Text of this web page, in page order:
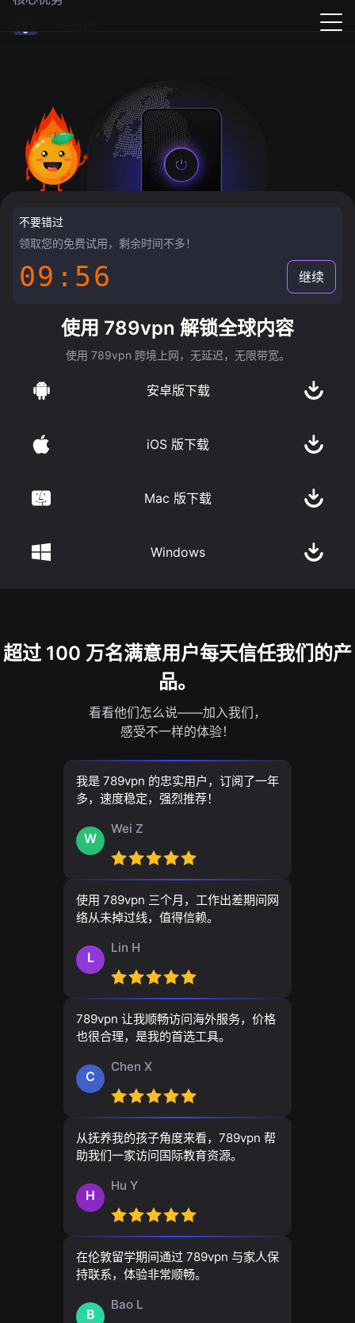
不要错过
领取您的免费试用，剩余时间不多！
09:55 继续
使用 789vpn 解锁全球内容
使用 789vpn 跨境上网，无延迟，无限带宽。
安卓版下载
iOS 版下载
Mac 版下载
Windows
超过 100 万名满意用户每天信任我们的产
品。
看看他们怎么说——加入我们，
感受不一样的体验！
我是 789vpn 的忠实用户，订阅了一年
多，速度稳定，强烈推荐！
W
Wei Z
使用 789vpn 三个月，工作出差期间网
络从未掉过线，值得信赖。
L
Lin H
789vpn 让我顺畅访问海外服务，价格
也很合理，是我的首选工具。
C
Chen X
从抚养我的孩子角度来看，789vpn 帮
助我们一家访问国际教育资源。
H
Hu Y
在伦敦留学期间通过 789vpn 与家人保
持联系，体验非常顺畅。
B
Bao L